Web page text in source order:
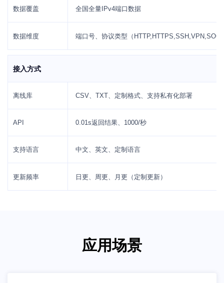
数据覆盖 全国全量IPv4端口数据
数据维度 端口号、协议类型（
接入方式
离线库 CSV、TXT、定制格式、支持私有化部署
API 0.01s返回结果、1000/秒
支持语言 中文、英文、定制语言
更新频率 日更、周更、月更（定制更新）
应用场景